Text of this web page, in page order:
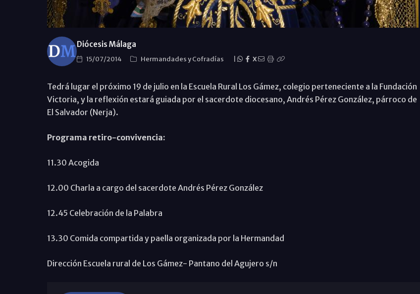
Diócesis Málaga
15/07/2014 Hermandades y Cofradías X
Tedrá lugar el próximo 19 de julio en la Escuela Rural Los Gámez, colegio perteneciente a la Fundación
Victoria, y la reflexión estará guiada por el sacerdote diocesano, Andrés Pérez González, párroco de
El Salvador (Nerja).
Programa retiro-convivencia:
11.30 Acogida
12.00 Charla a cargo del sacerdote Andrés Pérez González
12.45 Celebración de la Palabra
13.30 Comida compartida y paella organizada por la Hermandad
Dirección Escuela rural de Los Gámez- Pantano del Agujero s/n